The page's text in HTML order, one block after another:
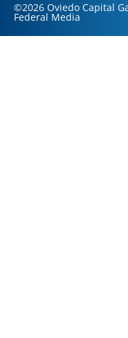
©2026 Oviedo Capital
Federal Media